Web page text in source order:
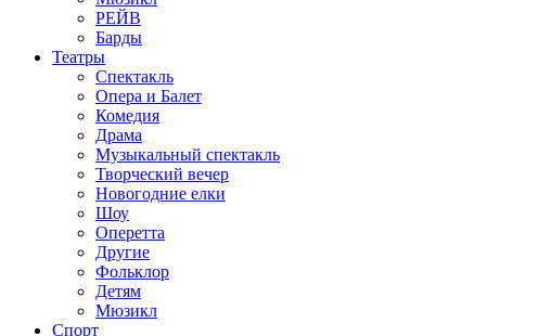
РЕЙВ
Барды
Театры
Спектакль
Опера и Балет
Комедия
Драма
Музыкальный спектакль
Творческий вечер
Новогодние елки
Шоу
Оперетта
Другие
Фольклор
Детям
Мюзикл
Спорт